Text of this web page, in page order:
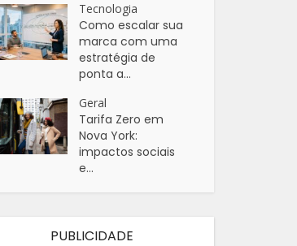
Tecnologia
Como escalar sua
marca com uma
estratégia de
ponta a...
Geral
Tarifa Zero em
Nova York:
impactos sociais
e...
PUBLICIDADE